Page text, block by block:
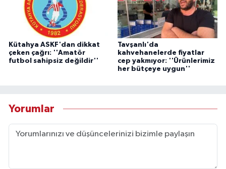
Kütahya ASKF'dan dikkat
çeken çağrı: ''Amatör
futbol sahipsiz değildir''
Tavşanlı'da
kahvehanelerde fiyatlar
cep yakmıyor: ''Ürünlerimiz
her bütçeye uygun''
Yorumlar